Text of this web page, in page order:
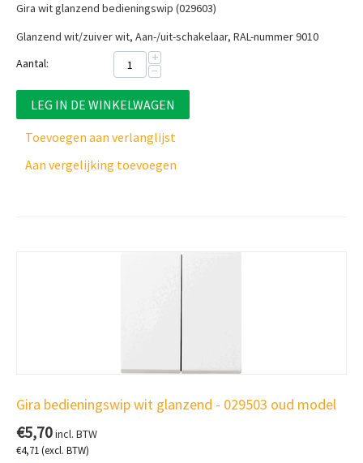
Gira wit glanzend bedieningswip (029603)
Glanzend wit/zuiver wit, Aan-/uit-schakelaar, RAL-nummer 9010
Aantal:
+
−
LEG IN DE WINKELWAGEN
Toevoegen aan verlanglijst
Aan vergelijking toevoegen
Gira bedieningswip wit glanzend - 029503 oud model
€5,70incl. BTW
€4,71(excl. BTW)